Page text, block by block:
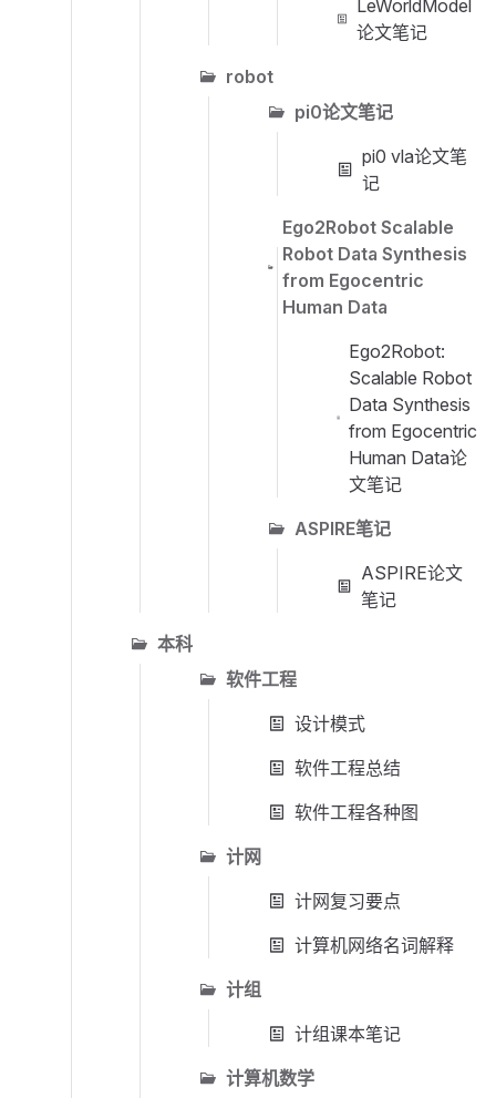
LeWorldModel
论文笔记
robot
pi0论文笔记
pi0 vla论文笔
记
Ego2Robot Scalable
Robot Data Synthesis
from Egocentric
Human Data
Ego2Robot:
Scalable Robot
Data Synthesis
from Egocentric
Human Data论
文笔记
ASPIRE笔记
ASPIRE论文
笔记
本科
软件工程
设计模式
软件工程总结
软件工程各种图
计网
计网复习要点
计算机网络名词解释
计组
计组课本笔记
计算机数学